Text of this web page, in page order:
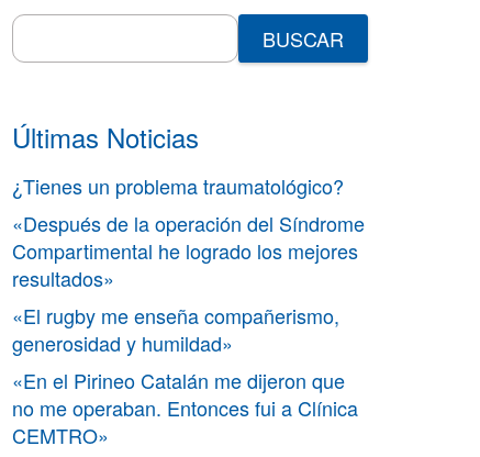
Search
for:
Últimas Noticias
¿Tienes un problema traumatológico?
«Después de la operación del Síndrome
Compartimental he logrado los mejores
resultados»
«El rugby me enseña compañerismo,
generosidad y humildad»
«En el Pirineo Catalán me dijeron que
no me operaban. Entonces fui a Clínica
CEMTRO»